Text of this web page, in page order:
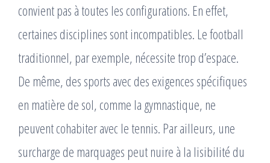
convient pas à toutes les configurations. En effet,
certaines disciplines sont incompatibles. Le football
traditionnel, par exemple, nécessite trop d’espace.
De même, des sports avec des exigences spécifiques
en matière de sol, comme la gymnastique, ne
peuvent cohabiter avec le tennis. Par ailleurs, une
surcharge de marquages peut nuire à la lisibilité du